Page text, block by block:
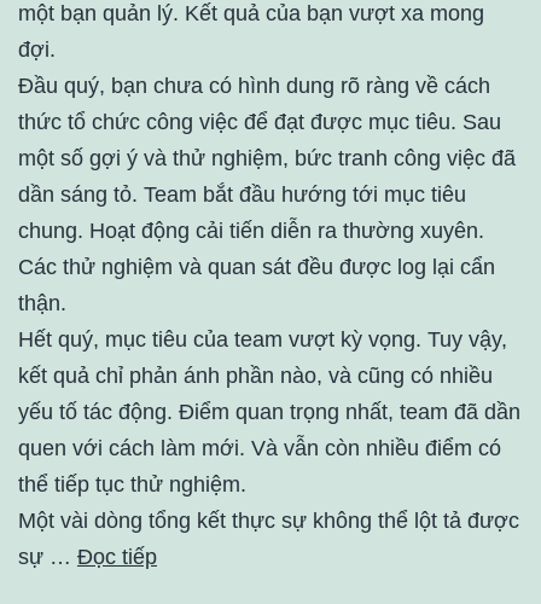
một bạn quản lý. Kết quả của bạn vượt xa mong
đợi.
Đầu quý, bạn chưa có hình dung rõ ràng về cách
thức tổ chức công việc để đạt được mục tiêu. Sau
một số gợi ý và thử nghiệm, bức tranh công việc đã
dần sáng tỏ. Team bắt đầu hướng tới mục tiêu
chung. Hoạt động cải tiến diễn ra thường xuyên.
Các thử nghiệm và quan sát đều được log lại cẩn
thận.
Hết quý, mục tiêu của team vượt kỳ vọng. Tuy vậy,
kết quả chỉ phản ánh phần nào, và cũng có nhiều
yếu tố tác động. Điểm quan trọng nhất, team đã dần
quen với cách làm mới. Và vẫn còn nhiều điểm có
thể tiếp tục thử nghiệm.
Một vài dòng tổng kết thực sự không thể lột tả được
sự … Đọc tiếp